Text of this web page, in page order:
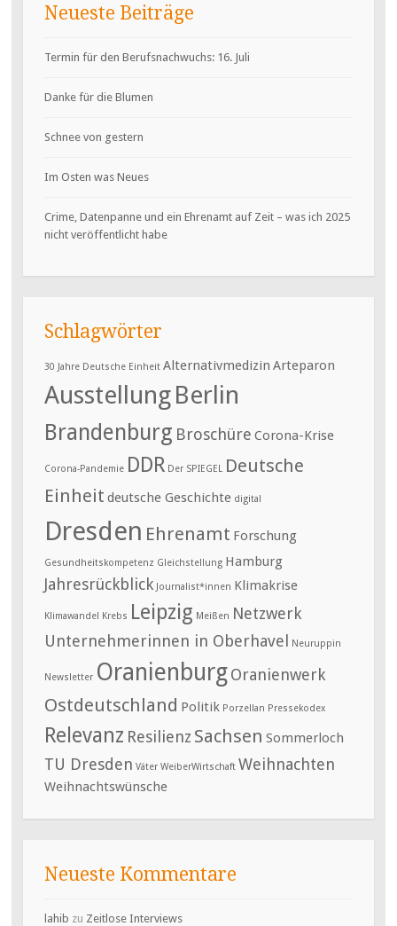
Neueste Beiträge
Termin für den Berufsnachwuchs: 16. Juli
Danke für die Blumen
Schnee von gestern
Im Osten was Neues
Crime, Datenpanne und ein Ehrenamt auf Zeit – was ich 2025
nicht veröffentlicht habe
Schlagwörter
30 Jahre Deutsche Einheit Alternativmedizin Arteparon
AusstellungBerlin
Brandenburg Broschüre Corona-Krise
Corona-Pandemie DDR Der SPIEGEL Deutsche
Einheit deutsche Geschichte digital
Dresden Ehrenamt Forschung
Gesundheitskompetenz Gleichstellung Hamburg
Jahresrückblick Journalist*innen Klimakrise
Klimawandel Krebs Leipzig Meißen Netzwerk
Unternehmerinnen in Oberhavel Neuruppin
Newsletter OranienburgOranienwerk
Ostdeutschland Politik Porzellan Pressekodex
Relevanz Resilienz Sachsen Sommerloch
TU Dresden Väter WeiberWirtschaft Weihnachten
Weihnachtswünsche
Neueste Kommentare
lahib zu Zeitlose Interviews